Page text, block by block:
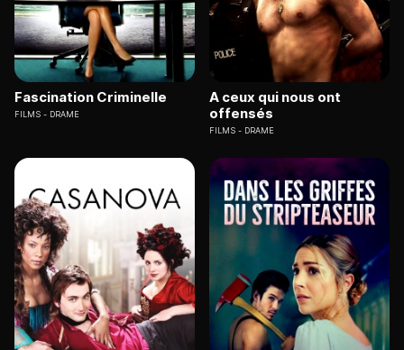
Fascination Criminelle
FILMS DRAME
A ceux qui nous ont
offensés
FILMS DRAME